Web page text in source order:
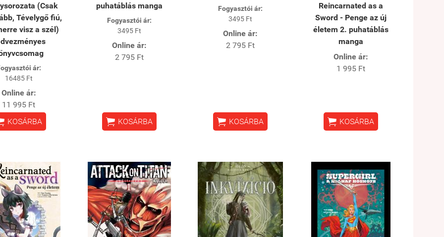
(Csak
Tévelygő fiú,
visz a szél)
ár:
16485 Ft
Online ár:
11 995 Ft
KOSÁRBA
puhatáblás manga
Fogyasztói ár:
3495 Ft
Online ár:
2 795 Ft
 KOSÁRBA
Fogyasztói ár:
3495 Ft
Online ár:
2 795 Ft
 KOSÁRBA
Reincarnated as a
Sword - Penge az új
életem 2. puhatáblás
manga
Online ár:
1 995 Ft
 KOSÁRBA